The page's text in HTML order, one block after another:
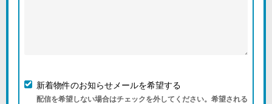
新着物件のお知らせメールを希望する
配信を希望しない場合はチェックを外してください。希望される